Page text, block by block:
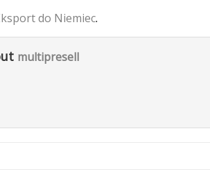
do Niemiec.
multipresell